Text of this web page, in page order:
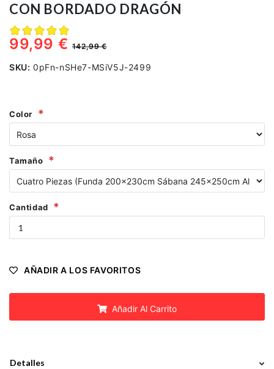
CON BORDADO DRAGÓN
99,99 €142,99 €
SKU: 0pFn-nSHe7-MSiV5J-2499
Color
Tamaño
Cantidad
AÑADIR A LOS FAVORITOS
Añadir Al Carrito
Detalles